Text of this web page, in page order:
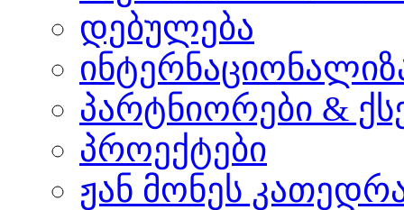
დებულება
პარტნიორები &
პროექტები
ჟან მონეს